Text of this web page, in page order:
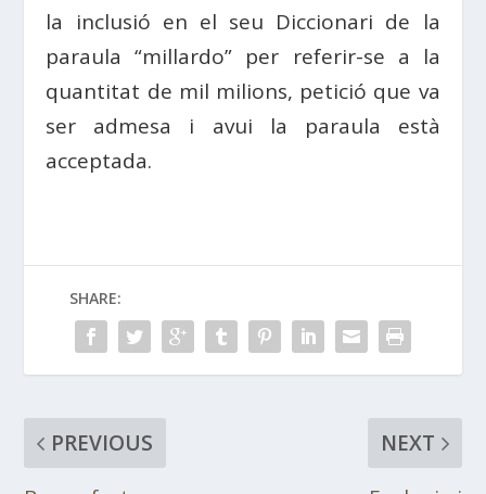
la inclusió en el seu Diccionari de la
paraula “millardo” per referir-se a la
quantitat de mil milions, petició que va
ser admesa i avui la paraula està
acceptada.
SHARE:
PREVIOUS
NEXT